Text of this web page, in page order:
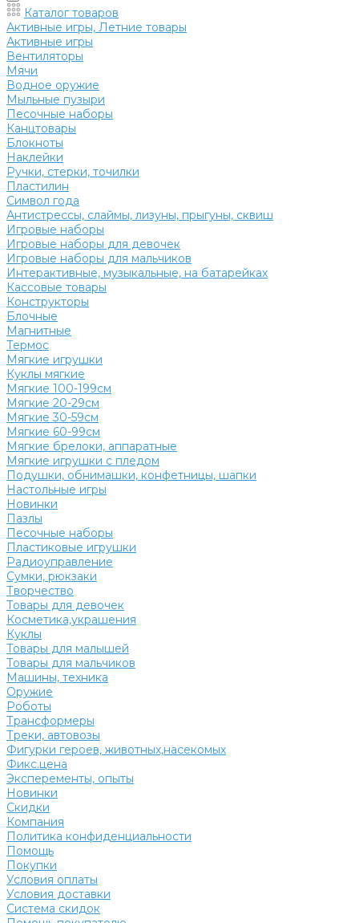
Каталог товаров
Активные игры, Летние товары
Активные игры
Вентиляторы
Мячи
Водное оружие
Мыльные пузыри
Песочные наборы
Канцтовары
Блокноты
Наклейки
Ручки, стерки, точилки
Пластилин
Символ года
Антистрессы, слаймы, лизуны, прыгуны, сквиш
Игровые наборы
Игровые наборы для девочек
Игровые наборы для мальчиков
Интерактивные, музыкальные, на батарейках
Кассовые товары
Конструкторы
Блочные
Магнитные
Термос
Мягкие игрушки
Куклы мягкие
Мягкие 100-199см
Мягкие 20-29см
Мягкие 30-59см
Мягкие 60-99см
Мягкие брелоки, аппаратные
Мягкие игрушки с пледом
Подушки, обнимашки, конфетницы, шапки
Настольные игры
Новинки
Пазлы
Песочные наборы
Пластиковые игрушки
Радиоуправление
Сумки, рюкзаки
Творчество
Товары для девочек
Косметика,украшения
Куклы
Товары для малышей
Товары для мальчиков
Машины, техника
Оружие
Роботы
Трансформеры
Треки, автовозы
Фигурки героев, животных,насекомых
Фикс.цена
Эксперементы, опыты
Новинки
Скидки
Компания
Политика конфиденциальности
Помощь
Покупки
Условия оплаты
Условия доставки
Система скидок